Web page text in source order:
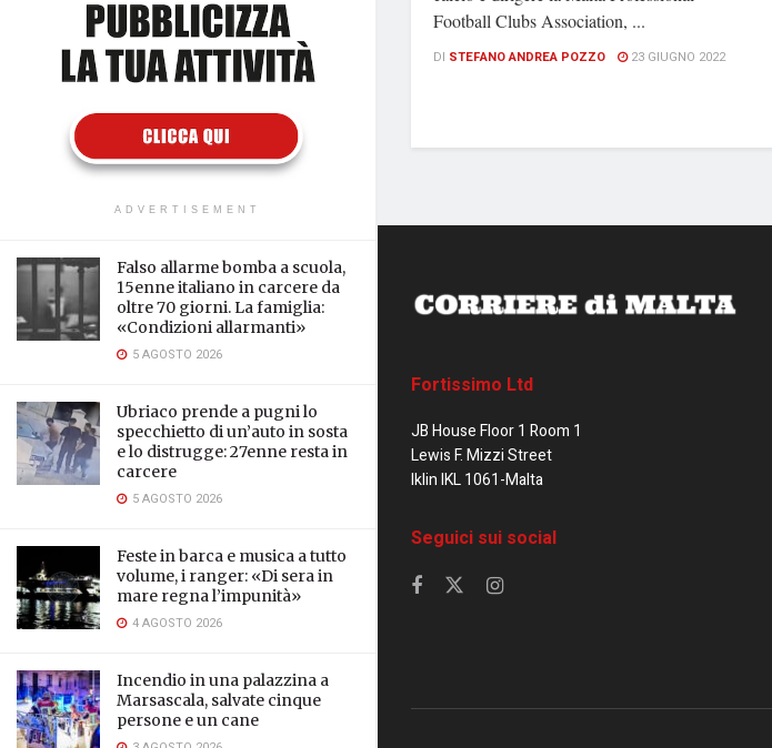
ADVERTISEMENT
Falso allarme bomba a scuola,
15enne italiano in carcere da
oltre 70 giorni. La famiglia:
«Condizioni allarmanti»
5 AGOSTO 2026
Ubriaco prende a pugni lo
specchietto di un’auto in sosta
e lo distrugge: 27enne resta in
carcere
5 AGOSTO 2026
Feste in barca e musica a tutto
volume, i ranger: «Di sera in
mare regna l’impunità»
4 AGOSTO 2026
Incendio in una palazzina a
Marsascala, salvate cinque
persone e un cane
Football Clubs Association, ...
DI STEFANO ANDREA POZZO 23 GIUGNO 2022
Fortissimo Ltd
JB House Floor 1 Room 1
Lewis F. Mizzi Street
Iklin IKL 1061-Malta
Seguici sui social